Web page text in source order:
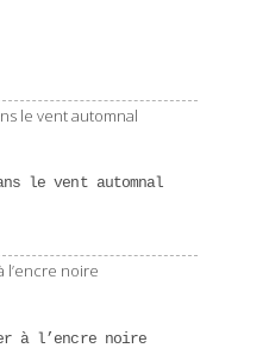
le vent automnal
à l’encre noire